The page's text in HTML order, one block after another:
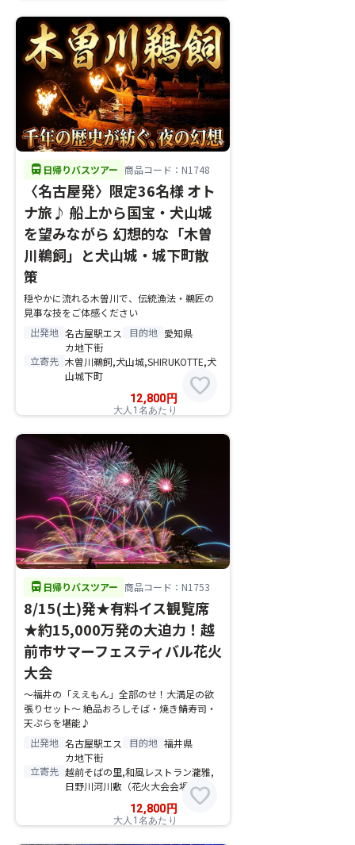
directions_bus 日帰りバスツアー 商品コード：N1748
〈名古屋発〉限定36名様 オト
ナ旅♪ 船上から国宝・犬山城
を望みながら 幻想的な「木曽
川鵜飼」と犬山城・城下町散
策
穏やかに流れる木曽川で、伝統漁法・鵜匠の
見事な技をご体感ください
出発地 名古屋駅エス
カ地下街
目的地 愛知県
立寄先 木曽川鵜飼,犬山城,SHIRUKOTTE,犬
山城下町
12,800 円
大人1名あたり
favorite
directions_bus 日帰りバスツアー 商品コード：N1753
8/15(土)発★有料イス観覧席
★約15,000万発の大迫力！越
前市サマーフェスティバル花火
大会
〜福井の「ええもん」全部のせ！大満足の欲
張りセット〜 絶品おろしそば・焼き鯖寿司・
天ぷらを堪能♪
出発地 名古屋駅エス
カ地下街
目的地 福井県
立寄先 越前そばの里,和風レストラン瀧雅,
日野川河川敷（花火大会会場）
12,800 円
大人1名あたり
favorite